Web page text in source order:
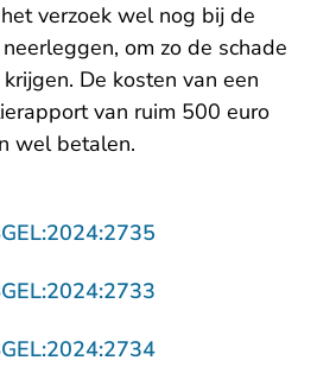
verzoek wel nog bij de
om zo de schade
De kosten van een
van ruim 500 euro
wel betalen.
- U verlaat